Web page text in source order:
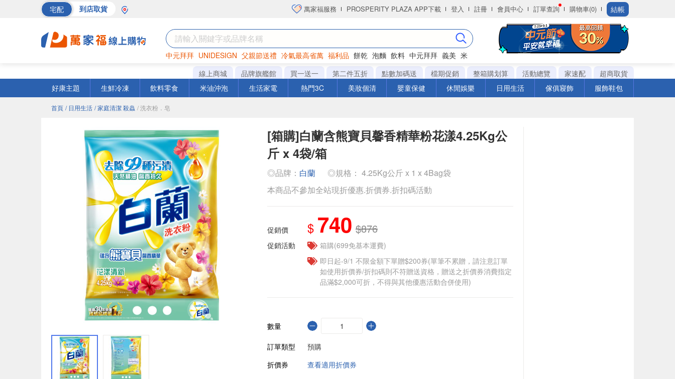
宅配 到店取貨 萬家福服務 PROSPERITY PLAZA APP下載 登入 註冊 會員中心 訂單查詢 購物車(0) 結帳
中元拜拜 UNIDESIGN 父親節送禮 冷氣最高省萬 福利品 餅乾 泡麵 飲料 中元拜拜 義美 米
罐頭 海苔 洋芋片
線上商城 品牌旗艦館 買一送一 第二件五折 點數加碼送 檔期促銷 整箱購划算 活動總覽 家速配
超商取貨
好康主題
生鮮冷凍 飲料零食 米油沖泡 生活家電 熱門3C 美妝個清 嬰童保健 休閒娛樂 日用生活 傢俱寢飾 服飾鞋包
首頁 / 日用生活 / 家庭清潔 殺蟲 / 洗衣粉．皂
[箱購]白蘭含熊寶貝馨香精華粉花漾4.25Kg公
斤 x 4袋/箱
◎品牌： 白蘭
◎規格： 4.25Kg公斤 x 1 x 4Bag袋
本商品不參加全站現折優惠.折價券.折扣碼活動
促銷價 $ 740 $876
促銷活動
箱購(699免基本運費)
即日起-9/1 不限金額下單贈$200券(單筆不累贈，請注意訂單
如使用折價券/折扣碼則不符贈送資格，贈送之折價券消費指定
品滿$2,000可折，不得與其他優惠活動合併使用)
數量
訂單類型
預購
折價券
查看適用折價券